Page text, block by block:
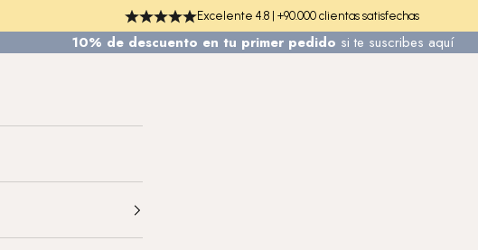
Excelente 4.8 | +90.000 clientas satisfechas
10% de descuento en tu primer pedido si te suscribes aquí